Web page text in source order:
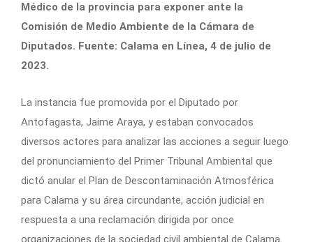
Médico de la provincia para exponer ante la
Comisión de Medio Ambiente de la Cámara de
Diputados. Fuente: Calama en Línea, 4 de julio de
2023.
La instancia fue promovida por el Diputado por
Antofagasta, Jaime Araya, y estaban convocados
diversos actores para analizar las acciones a seguir luego
del pronunciamiento del Primer Tribunal Ambiental que
dictó anular el Plan de Descontaminación Atmosférica
para Calama y su área circundante, acción judicial en
respuesta a una reclamación dirigida por once